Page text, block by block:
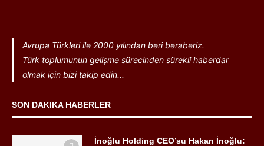
Avrupa Türkleri ile 2000 yılından beri beraberiz.
Türk toplumunun gelişme sürecinden sürekli haberdar
olmak için bizi takip edin...
SON DAKIKA HABERLER
İnoğlu Holding CEO’su Hakan İnoğlu: